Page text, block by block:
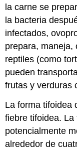
la carne se
la bacteria
infectados,
prepara, maneja,
reptiles (como
pueden
frutas y verduras
La forma tifoidea
fiebre tifoidea.
potencialmente
alrededor de